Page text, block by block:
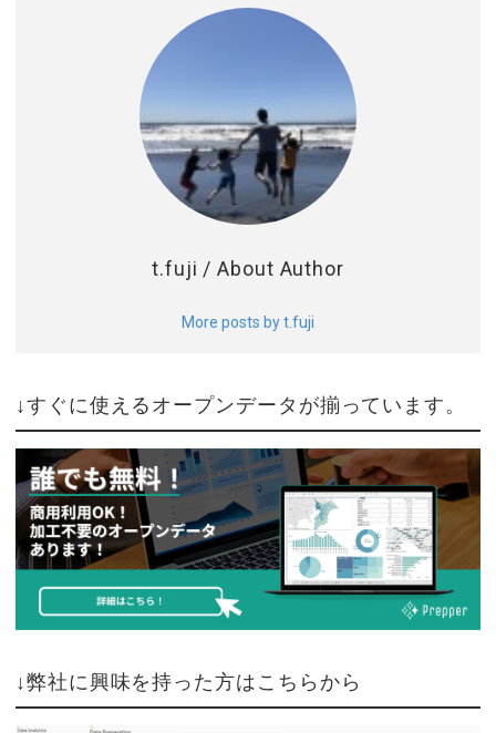
t.fuji / About Author
More posts by t.fuji
↓すぐに使えるオープンデータが揃っています。
↓弊社に興味を持った方はこちらから